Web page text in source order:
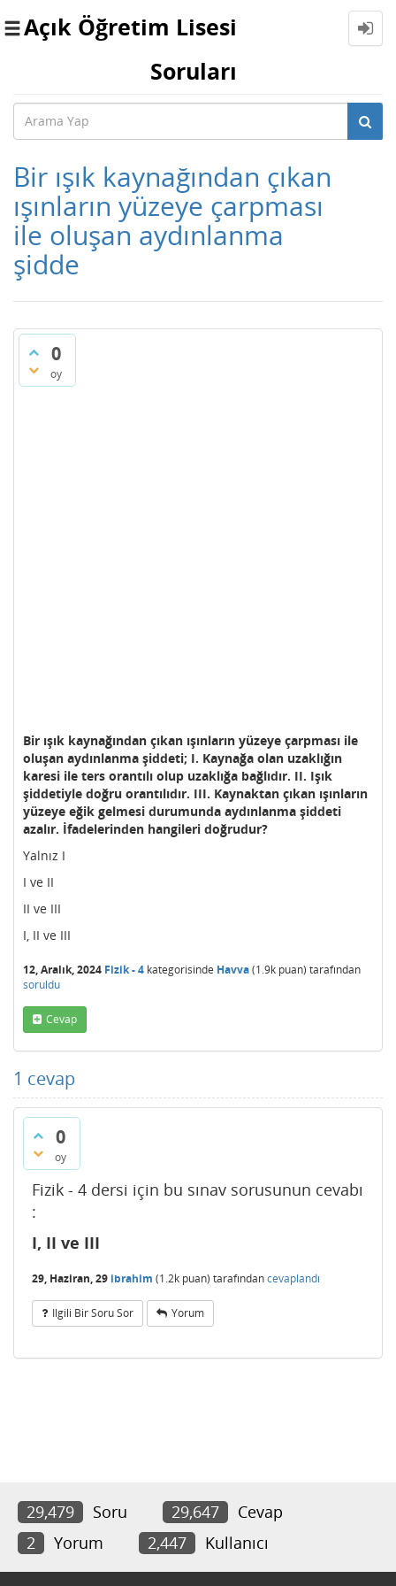
Toggle
Açık Öğretim Lisesi
Soruları
Bir ışık kaynağından çıkan
ışınların yüzeye çarpması
ile oluşan aydınlanma
şidde
0
oy
Bir ışık kaynağından çıkan ışınların yüzeye çarpması ile
oluşan aydınlanma şiddeti; I. Kaynağa olan uzaklığın
karesi ile ters orantılı olup uzaklığa bağlıdır. II. Işık
şiddetiyle doğru orantılıdır. III. Kaynaktan çıkan ışınların
yüzeye eğik gelmesi durumunda aydınlanma şiddeti
azalır. İfadelerinden hangileri doğrudur?
Yalnız I
I ve II
II ve III
I, II ve III
12, Aralık, 2024 Fizik - 4 kategorisinde Havva(1.9k puan) tarafından
soruldu
Cevap
1 cevap
0
oy
Fizik - 4 dersi için bu sınav sorusunun cevabı
:
I, II ve III
29, Haziran, 29 ibrahim (1.2k puan) tarafındancevaplandı
Ilgili Bir Soru Sor Yorum
29,479 Soru 29,647
Cevap
2
Yorum 2,447 Kullanıcı